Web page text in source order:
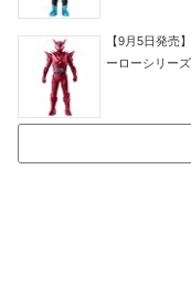
【9月5日発売
ーローシリー